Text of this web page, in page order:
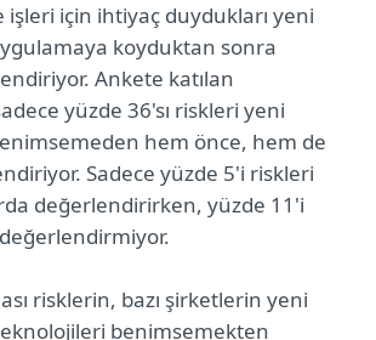
işleri için ihtiyaç duydukları yeni
koyduktan sonra
Ankete katılan
yüzde 36'sı riskleri yeni
hem önce, hem de
Sadece yüzde 5'i riskleri
değerlendirirken, yüzde 11'i
risklerin, bazı şirketlerin yeni
benimsemekten